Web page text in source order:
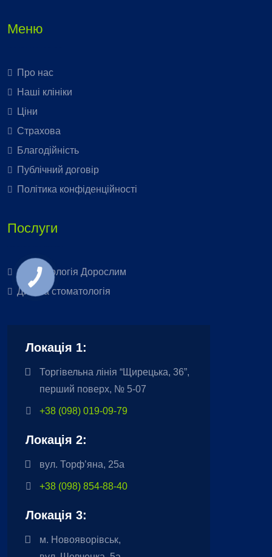
Меню
Про нас
Наші клініки
Ціни
Страхова
Благодійність
Публічний договір
Політика конфіденційності
Послуги
Стоматологія Дорослим
Дитяча стоматологія
Локація 1:
Торгівельна лінія “Щирецька, 36”,
перший поверх, № 5-07
+38 (098) 019-09-79
Локація 2:
вул. Торф’яна, 25а
+38 (098) 854-88-40
Локація 3:
м. Новояворівськ,